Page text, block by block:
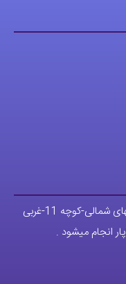
کوچه 11-غربی
انجام میشود .